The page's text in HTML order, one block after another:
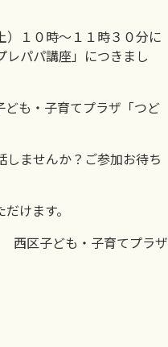
）１０時～１１時３０分に
パパ講座」につきまし
も・子育てプラザ「つど
ませんか？ご参加お待ち
けます。
西区子ども・子育てプラザ